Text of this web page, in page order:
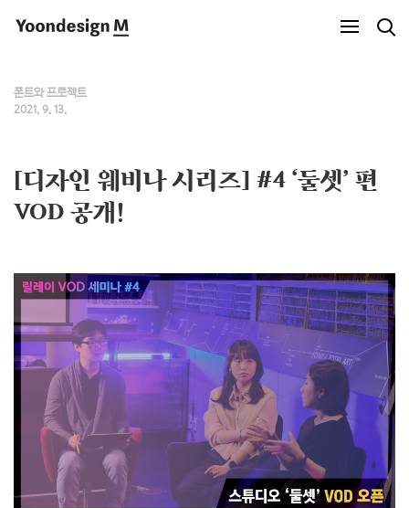
Yoondesign M
폰트와 프로젝트
2021. 9. 13.
[디자인 웨비나 시리즈] #4 ‘둘셋’ 편
VOD 공개!